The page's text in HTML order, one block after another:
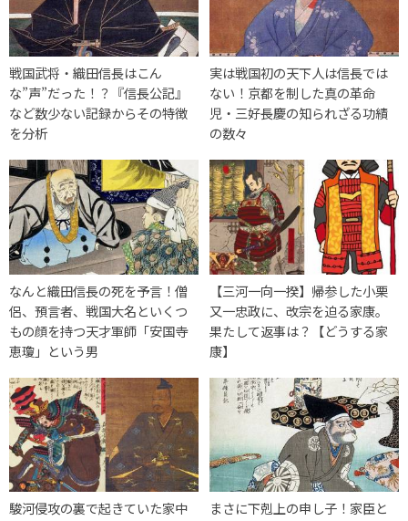
戦国武将・織田信長はこん
な”声”だった！？『信長公記』
など数少ない記録からその特徴
を分析
実は戦国初の天下人は信長では
ない！京都を制した真の革命
児・三好長慶の知られざる功績
の数々
なんと織田信長の死を予言！僧
侶、預言者、戦国大名といくつ
もの顔を持つ天才軍師「安国寺
恵瓊」という男
【三河一向一揆】帰参した小栗
又一忠政に、改宗を迫る家康。
果たして返事は？【どうする家
康】
駿河侵攻の裏で起きていた家中
まさに下剋上の申し子！家臣と